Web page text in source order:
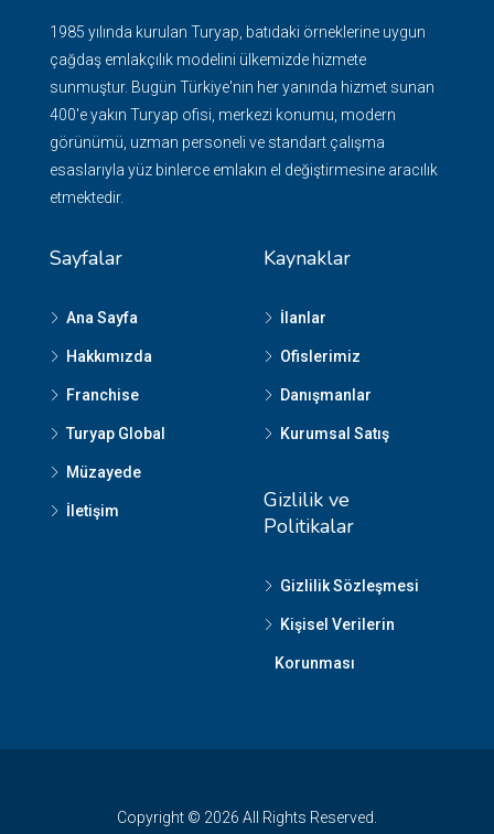
1985 yılında kurulan Turyap, batıdaki örneklerine uygun
çağdaş emlakçılık modelini ülkemizde hizmete
sunmuştur. Bugün Türkiye'nin her yanında hizmet sunan
400'e yakın Turyap ofisi, merkezi konumu, modern
görünümü, uzman personeli ve standart çalışma
esaslarıyla yüz binlerce emlakın el değiştirmesine aracılık
etmektedir.
Sayfalar
Ana Sayfa
Hakkımızda
Franchise
Turyap Global
Müzayede
İletişim
Kaynaklar
İlanlar
Ofislerimiz
Danışmanlar
Kurumsal Satış
Gizlilik ve
Politikalar
Gizlilik Sözleşmesi
Kişisel Verilerin
Korunması
Copyright © 2026 All Rights Reserved.